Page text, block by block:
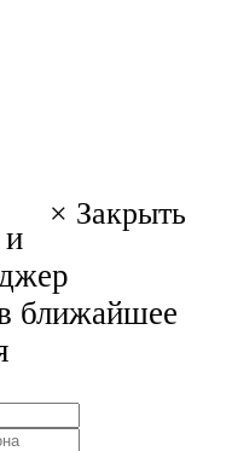
× Закрыть
ближайшее